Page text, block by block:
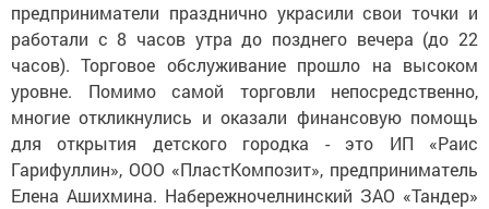
предприниматели празднично украсили свои точки и
работали с 8 часов утра до позднего вечера (до 22
часов). Торговое обслуживание прошло на высоком
уровне. Помимо самой торговли непосредственно,
многие откликнулись и оказали финансовую помощь
для открытия детского городка - это ИП «Раис
Гарифуллин», ООО «ПластКомпозит», предприниматель
Елена Ашихмина. Набережночелнинский ЗАО «Тандер»